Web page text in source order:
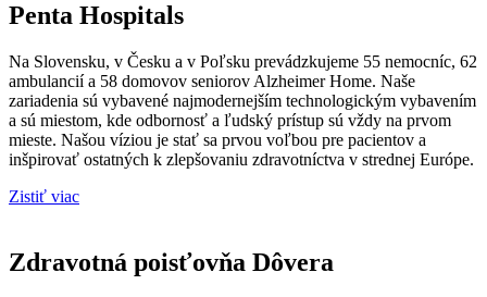
Penta Hospitals
Na Slovensku, v Česku a v Poľsku prevádzkujeme 55 nemocníc, 62
ambulancií a 58 domovov seniorov Alzheimer Home. Naše
zariadenia sú vybavené najmodernejším technologickým vybavením
a sú miestom, kde odbornosť a ľudský prístup sú vždy na prvom
mieste. Našou víziou je stať sa prvou voľbou pre pacientov a
inšpirovať ostatných k zlepšovaniu zdravotníctva v strednej Európe.
Zistiť viac
Zdravotná poisťovňa Dôvera